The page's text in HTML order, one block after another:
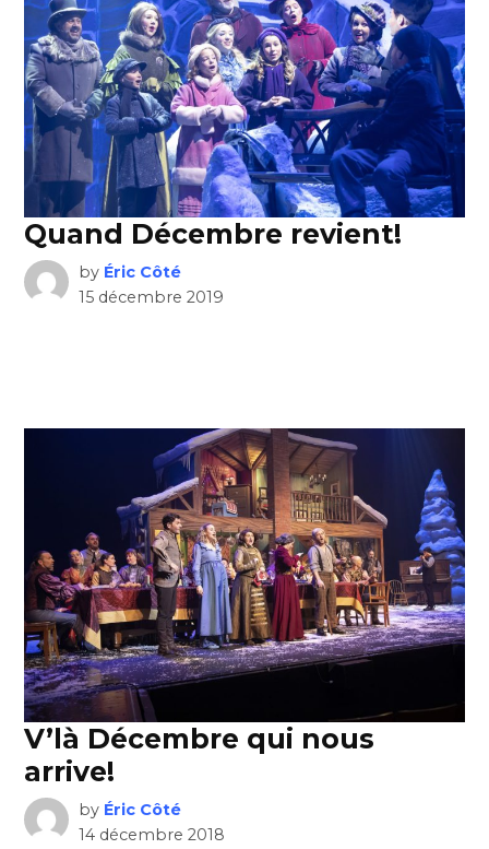
Quand Décembre revient!
by Éric Côté
15 décembre 2019
V’là Décembre qui nous
arrive!
by Éric Côté
14 décembre 2018